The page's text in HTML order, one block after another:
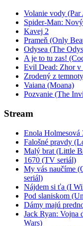
Volanie vody (Par
Spider-Man:
Kavej 2
Prameň (Only
Odysea (The
A je to tu zas!
Evil Dead: Zhor
Zrodený z
Vaiana (Moana)
Pozvanie (The
Stream
Enola Holmesová
Falošné pravdy
Malý brat (Little
1670 (TV seriál)
My vás naučíme
seriál)
Nájdem si ťa (I
Pod slaniskom
Dámy majú
Jack Ryan: Vojna
Wars)